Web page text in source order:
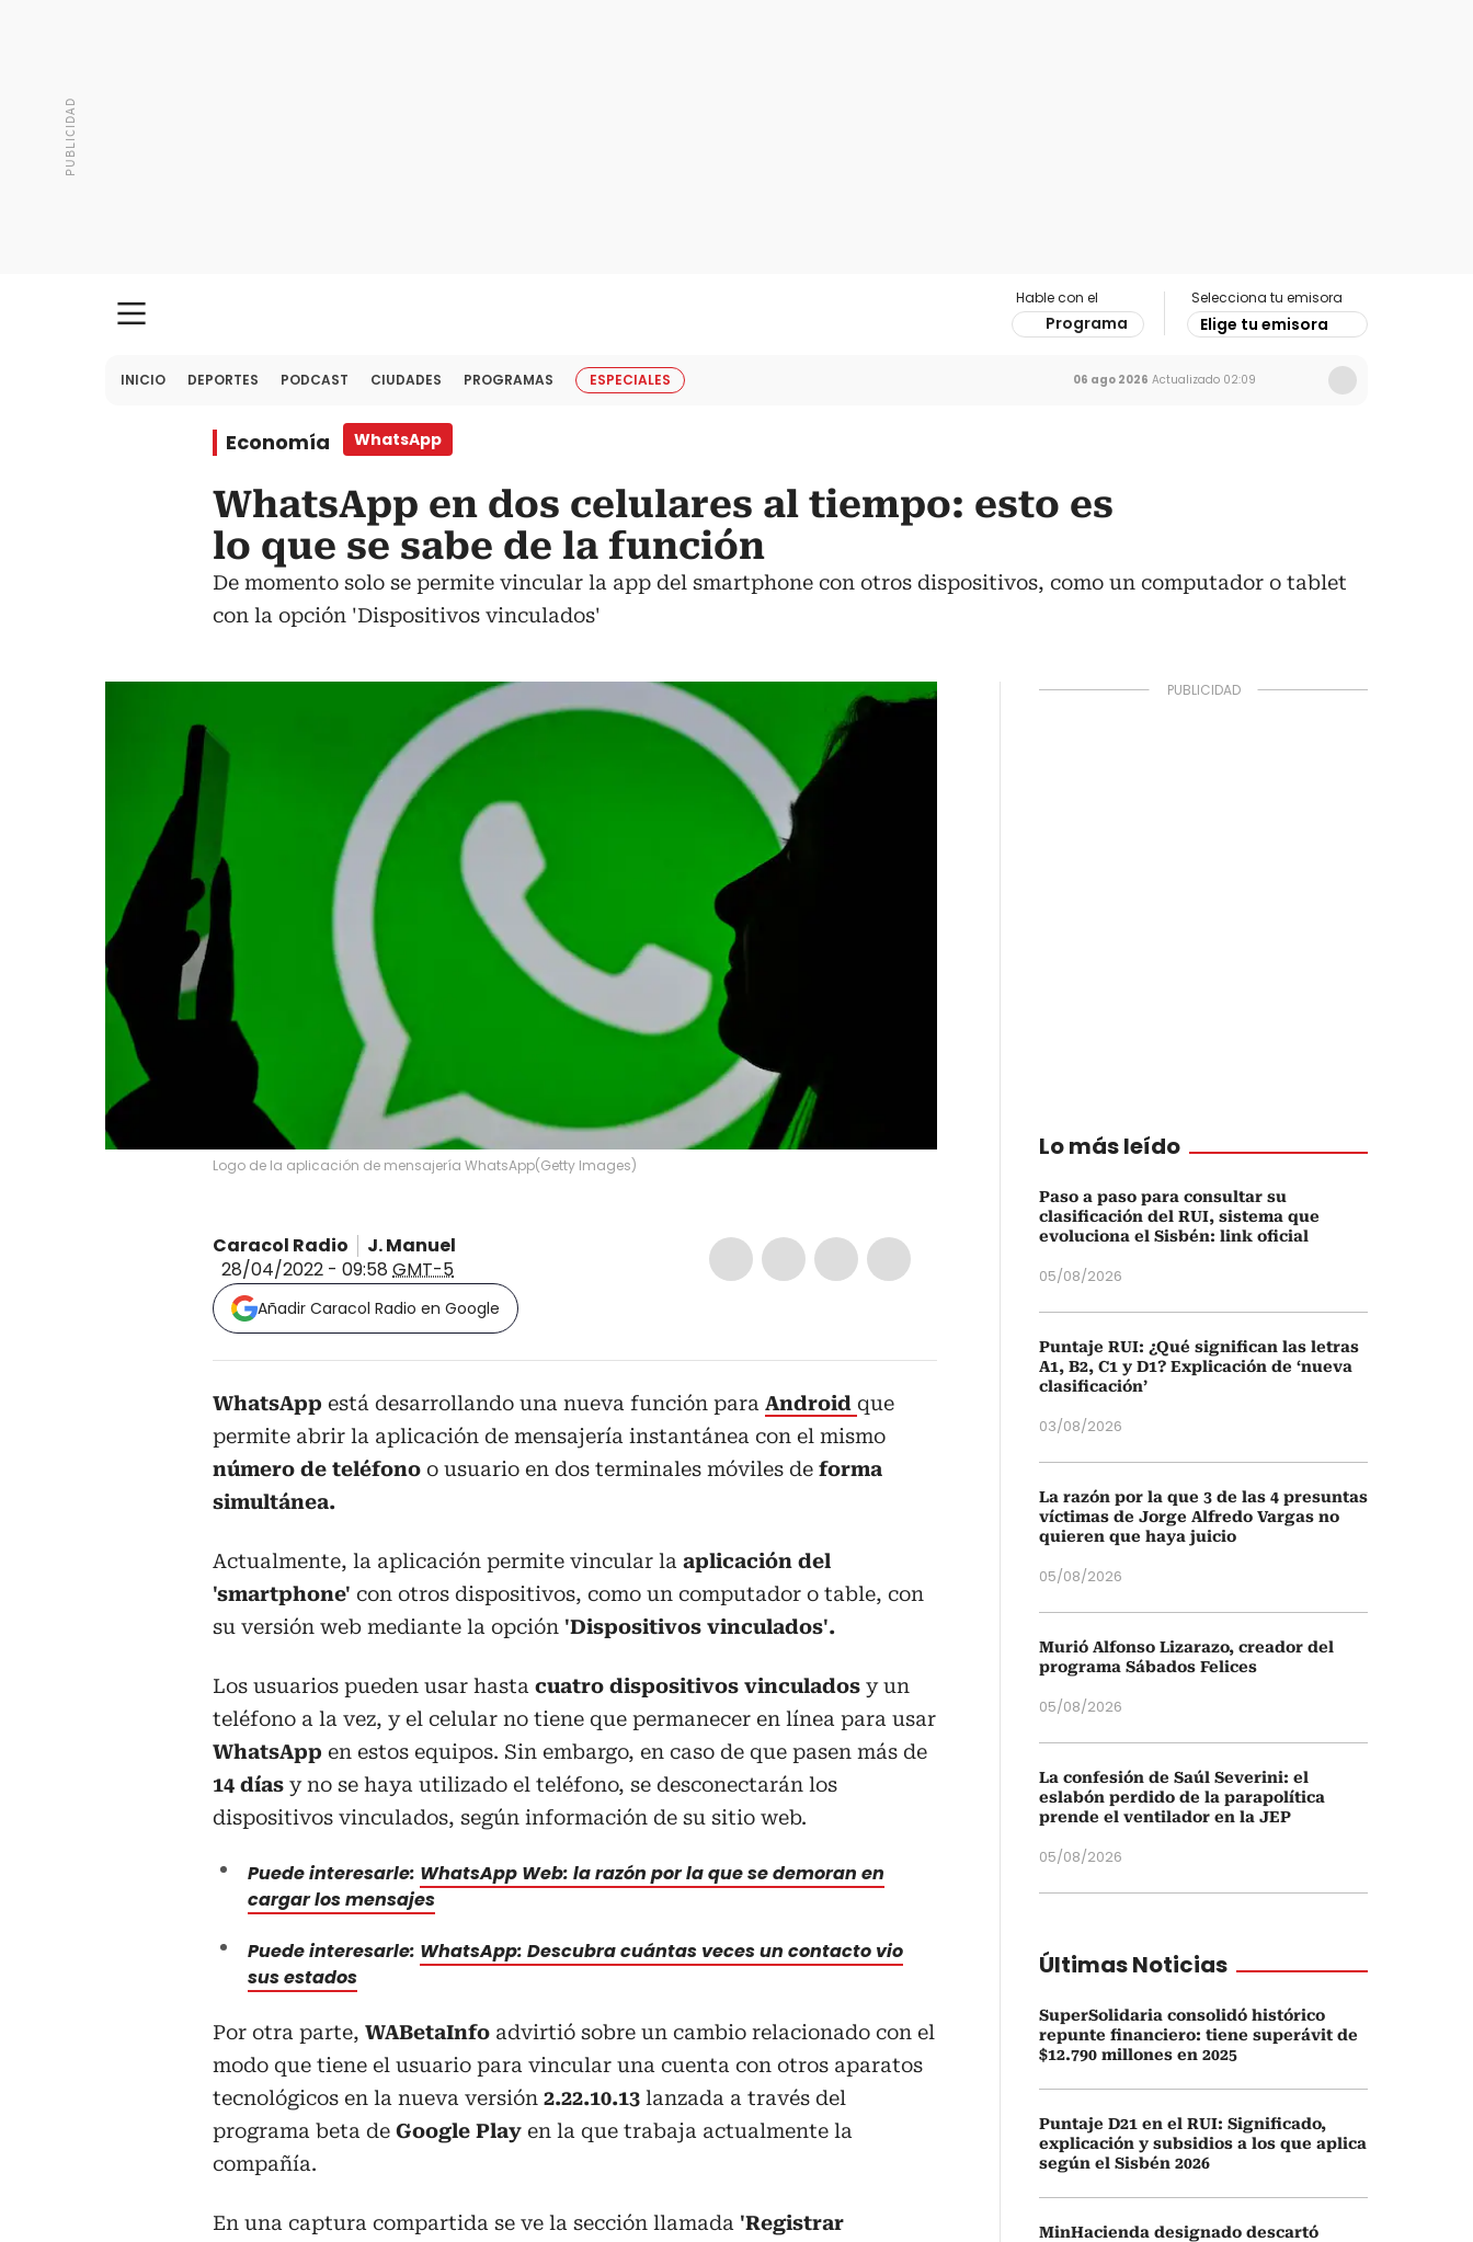
Hable con el
Programa
Selecciona tu emisora
Elige tu emisora
INICIO DEPORTES PODCAST CIUDADES PROGRAMAS ESPECIALES 06 ago 2026 Actualizado 02:09
Economía WhatsApp
WhatsApp en dos celulares al tiempo: esto es
lo que se sabe de la función
De momento solo se permite vincular la app del smartphone con otros dispositivos, como un computador o tablet
con la opción 'Dispositivos vinculados'
Logo de la aplicación de mensajería WhatsApp(Getty Images)
Caracol Radio
J. Manuel
28/04/2022 - 09:58 GMT-5
Añadir Caracol Radio en Google
WhatsApp está desarrollando una nueva función para Android que
permite abrir la aplicación de mensajería instantánea con el mismo
número de teléfono o usuario en dos terminales móviles de forma
simultánea.
Actualmente, la aplicación permite vincular la aplicación del
'smartphone' con otros dispositivos, como un computador o table, con
su versión web mediante la opción 'Dispositivos vinculados'.
Los usuarios pueden usar hasta cuatro dispositivos vinculados y un
teléfono a la vez, y el celular no tiene que permanecer en línea para usar
WhatsApp en estos equipos. Sin embargo, en caso de que pasen más de
14 días y no se haya utilizado el teléfono, se desconectarán los
dispositivos vinculados, según información de su sitio web.
Puede interesarle: WhatsApp Web: la razón por la que se demoran en
cargar los mensajes
Puede interesarle: WhatsApp: Descubra cuántas veces un contacto vio
sus estados
Por otra parte, WABetaInfo advirtió sobre un cambio relacionado con el
modo que tiene el usuario para vincular una cuenta con otros aparatos
tecnológicos en la nueva versión 2.22.10.13 lanzada a través del
programa beta de Google Play en la que trabaja actualmente la
compañía.
En una captura compartida se ve la sección llamada 'Registrar
Lo más leído
Paso a paso para consultar su
clasificación del RUI, sistema que
evoluciona el Sisbén: link oficial
05/08/2026
Puntaje RUI: ¿Qué significan las letras
A1, B2, C1 y D1? Explicación de ‘nueva
clasificación’
03/08/2026
La razón por la que 3 de las 4 presuntas
víctimas de Jorge Alfredo Vargas no
quieren que haya juicio
05/08/2026
Murió Alfonso Lizarazo, creador del
programa Sábados Felices
05/08/2026
La confesión de Saúl Severini: el
eslabón perdido de la parapolítica
prende el ventilador en la JEP
05/08/2026
Últimas Noticias
SuperSolidaria consolidó histórico
repunte financiero: tiene superávit de
$12.790 millones en 2025
Puntaje D21 en el RUI: Significado,
explicación y subsidios a los que aplica
según el Sisbén 2026
MinHacienda designado descartó